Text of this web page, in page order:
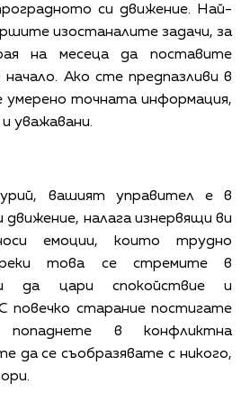
си движение. Най-
изостаналите задачи, за
на месеца да поставите
Ако сте предпазливи в
умерено точната информация,
уважавани.
вашият управител е в
налага изнервящи ви
емоции, които трудно
това се стремите в
да цари спокойствие и
повечко старание постигате
попаднете в конфликтна
да се съобразявате с никого,